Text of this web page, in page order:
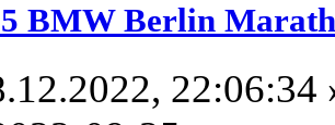
BMW Berlin
22:06:34